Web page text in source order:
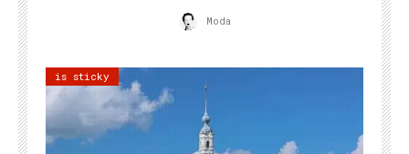
Moda
is sticky